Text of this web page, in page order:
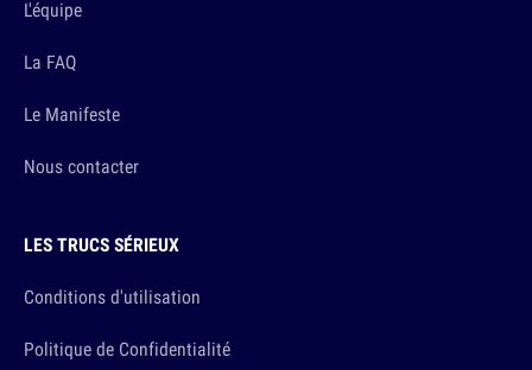
L'équipe
La FAQ
Le Manifeste
Nous contacter
LES TRUCS SÉRIEUX
Conditions d'utilisation
Politique de Confidentialité